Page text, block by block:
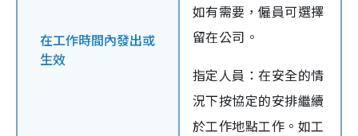
在工作時間內發出或
生效
如有需要，僱員可選擇
留在公司。
指定人員：在安全的情
況下按協定的安排繼續
於工作地點工作。如工